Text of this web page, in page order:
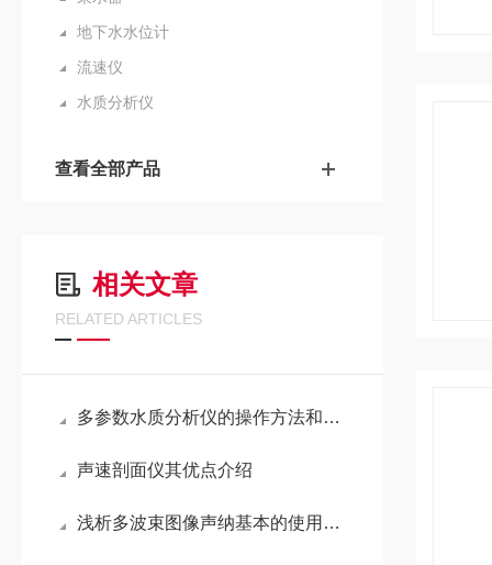
地下水水位计
流速仪
水质分析仪
查看全部产品
相关文章
RELATED ARTICLES
多参数水质分析仪的操作方法和应用途径
声速剖面仪其优点介绍
浅析多波束图像声纳基本的使用方法